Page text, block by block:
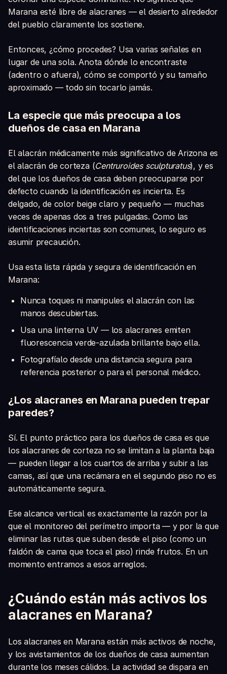
Marana esté libre de alacranes — el desierto alrededor
del pueblo claramente los sostiene.
Entonces, ¿cómo procedes? Usa varias señales en
lugar de una sola. Anota dónde lo encontraste
(adentro o afuera), cómo se comportó y su tamaño
aproximado — todo sin tocarlo jamás.
La especie que más preocupa a los
dueños de casa en Marana
El alacrán médicamente más significativo de Arizona es
el alacrán de corteza (Centruroides sculpturatus), y es
del que los dueños de casa deben preocuparse por
defecto cuando la identificación es incierta. Es
delgado, de color beige claro y pequeño — muchas
veces de apenas dos a tres pulgadas. Como las
identificaciones inciertas son comunes, lo seguro es
asumir precaución.
Usa esta lista rápida y segura de identificación en
Marana:
Nunca toques ni manipules el alacrán con las
manos descubiertas.
Usa una linterna UV — los alacranes emiten
fluorescencia verde-azulada brillante bajo ella.
Fotografíalo desde una distancia segura para
referencia posterior o para el personal médico.
¿Los alacranes en Marana pueden trepar
paredes?
Sí. El punto práctico para los dueños de casa es que
los alacranes de corteza no se limitan a la planta baja
— pueden llegar a los cuartos de arriba y subir a las
camas, así que una recámara en el segundo piso no es
automáticamente segura.
Ese alcance vertical es exactamente la razón por la
que el monitoreo del perímetro importa — y por la que
eliminar las rutas que suben desde el piso (como un
faldón de cama que toca el piso) rinde frutos. En un
momento entramos a esos arreglos.
¿Cuándo están más activos los
alacranes en Marana?
Los alacranes en Marana están más activos de noche,
y los avistamientos de los dueños de casa aumentan
durante los meses cálidos. La actividad se dispara en